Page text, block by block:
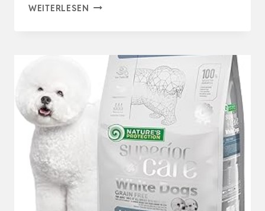
WEITERLESEN HEY
HUNDEFUTTER
PFERD
HYPOALLERGENES,
GETREIDEFREIES
HUNDEFUTTER